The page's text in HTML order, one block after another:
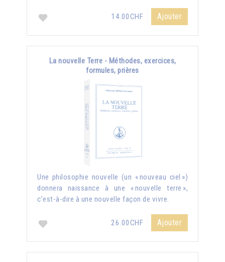
14.00CHF Ajouter
La nouvelle Terre - Méthodes, exercices,
formules, prières
Une philosophie nouvelle (un « nouveau ciel »)
donnera naissance à une « nouvelle terre »,
c’est-à-dire à une nouvelle façon de vivre.
26.00CHF Ajouter